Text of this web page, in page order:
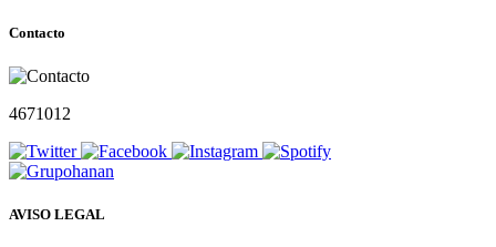
Contacto
4671012
AVISO LEGAL